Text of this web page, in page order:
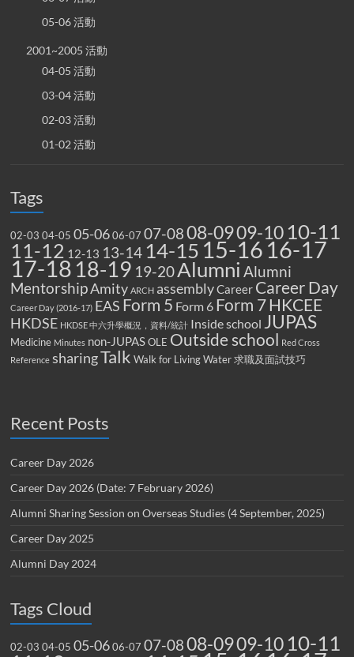
05-06 活動
2001~2005 活動
04-05 活動
03-04 活動
02-03 活動
01-02 活動
Tags
02-03 04-05 05-06 06-07 07-0808-0909-10 10-11
11-12 12-13 13-14 14-15 15-16 16-17
17-18 18-19 19-20Alumni Alumni
MentorshipAmity ARCH assemblyCareer Career Day
Career Day (2016-17) EAS Form 5 Form 6 Form 7HKCEE
HKDSE HKDSE 中六升學概況，資料/統計 Inside school JUPAS
Medicine Minutes non-JUPAS OLE Outside school Red Cross
Reference sharingTalk Walk for Living Water 求職及面試技巧
Recent Posts
Career Day 2026
Career Day 2026 (Date: 7 February 2026)
Alumni Sharing Session on Overseas Studies (4 September, 2025)
Career Day 2025
Alumni Day 2024
Tags Cloud
02-03 04-05 05-06 06-07 07-0808-0909-10 10-11